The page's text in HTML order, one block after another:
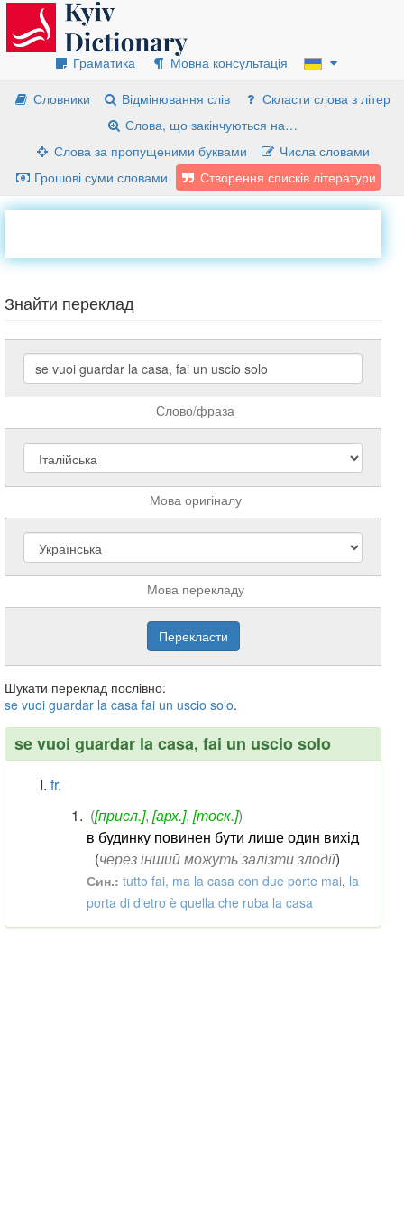
Граматика
Мовна консультація
Словники
Відмінювання слів
Скласти слова з літер
Слова, що закінчуються на…
Слова за пропущеними буквами
Числа словами
Грошові суми словами
Створення списків літератури
Знайти переклад
Слово/фраза
Мова оригіналу
Мова перекладу
Шукати переклад послівно:
se vuoi guardar la casa fai un uscio solo.
se vuoi guardar la casa, fai un uscio solo
fr.
([присл.], [арх.], [тоск.])
в будинку повинен бути лише один вихід
(через інший можуть залізти злодії)
Син.: tutto fai, ma la casa con due porte mai, la
porta di dietro è quella che ruba la casa